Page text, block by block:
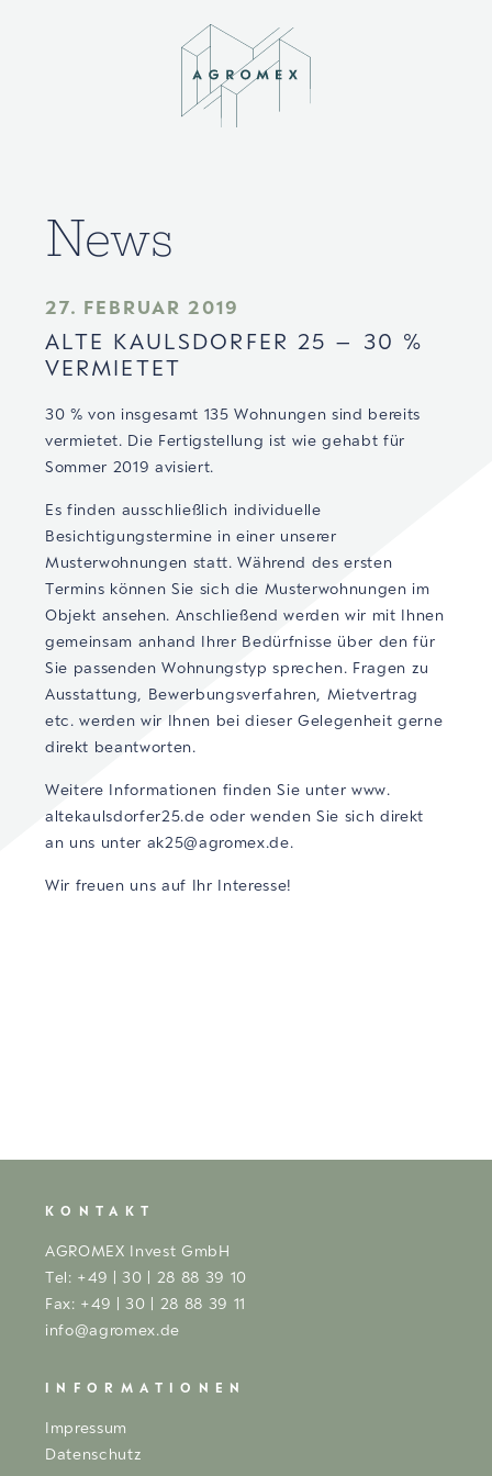
News
27. FEBRUAR 2019
ALTE KAULSDORFER 25 – 30 %
VERMIETET
30 % von insgesamt 135 Wohnungen sind bereits
vermietet. Die Fertigstellung ist wie gehabt für
Sommer 2019 avisiert.
Es finden ausschließlich individuelle
Besichtigungstermine in einer unserer
Musterwohnungen statt. Während des ersten
Termins können Sie sich die Musterwohnungen im
Objekt ansehen. Anschließend werden wir mit Ihnen
gemeinsam anhand Ihrer Bedürfnisse über den für
Sie passenden Wohnungstyp sprechen. Fragen zu
Ausstattung, Bewerbungsverfahren, Mietvertrag
etc. werden wir Ihnen bei dieser Gelegenheit gerne
direkt beantworten.
Weitere Informationen finden Sie unter www.
altekaulsdorfer25.de oder wenden Sie sich direkt
an uns unter ak25@agromex.de.
Wir freuen uns auf Ihr Interesse!
KONTAKT
AGROMEX Invest GmbH
Tel: +49 | 30 | 28 88 39 10
Fax: +49 | 30 | 28 88 39 11
info@agromex.de
INFORMATIONEN
Impressum
Datenschutz